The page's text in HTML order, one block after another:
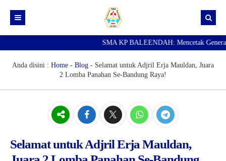
Berita
SNBP
SMA KP BALEENDAH: Mencetak
Anda disini : Home - Blog - Selamat untuk Adjril Erja Mauldan, Juara
2 Lomba Panahan Se-Bandung Raya!
Selamat untuk Adjril Erja Mauldan,